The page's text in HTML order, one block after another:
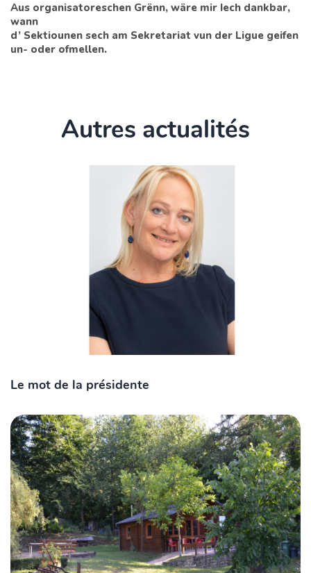
Aus organisatoreschen Grënn, wäre mir Iech dankbar,
wann
d’ Sektiounen sech am Sekretariat vun der Ligue geifen
un- oder ofmellen.
Autres actualités
Le mot de la présidente